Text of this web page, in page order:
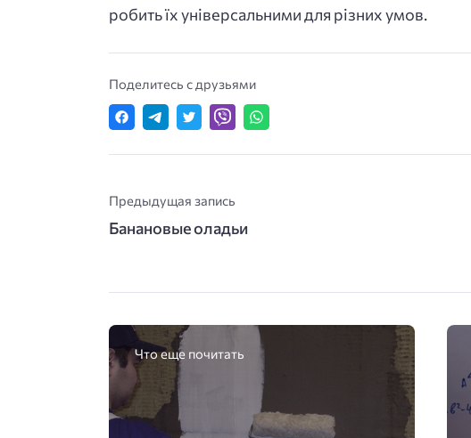
робить їх універсальними для різних умов.
Поделитесь с друзьями
Предыдущая запись
Банановые оладьи
Что еще почитать